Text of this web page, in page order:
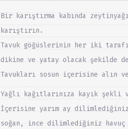
Bir karıştırma kabında
karıştırın.
Tavuk göğüslerinin her iki
dikine ve yatay olacak şekilde
Tavukları sosun içerisine alın
Yağlı kağıtlarınıza kayık şekli
İçerisine yarım ay dilimlediğiniz
soğan, ince dilimlediğiniz havuç